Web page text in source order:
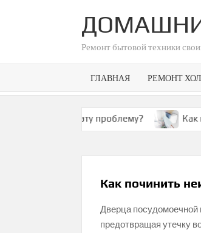
Ремонт бытовой техники
ГЛАВНАЯ РЕМОНТ
решить эту проблему? Как
Как починить
Дверца посудомоечной
предотвращая утечку